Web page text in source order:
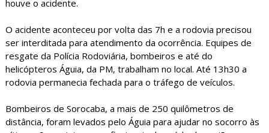
houve o acidente.
O acidente aconteceu por volta das 7h e a rodovia precisou
ser interditada para atendimento da ocorrência. Equipes de
resgate da Polícia Rodoviária, bombeiros e até do
helicópteros Águia, da PM, trabalham no local. Até 13h30 a
rodovia permanecia fechada para o tráfego de veículos.
Bombeiros de Sorocaba, a mais de 250 quilômetros de
distância, foram levados pelo Águia para ajudar no socorro às